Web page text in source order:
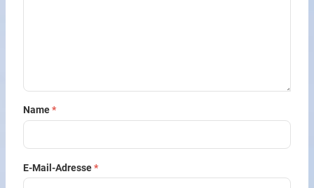
Name*
E-Mail-Adresse*